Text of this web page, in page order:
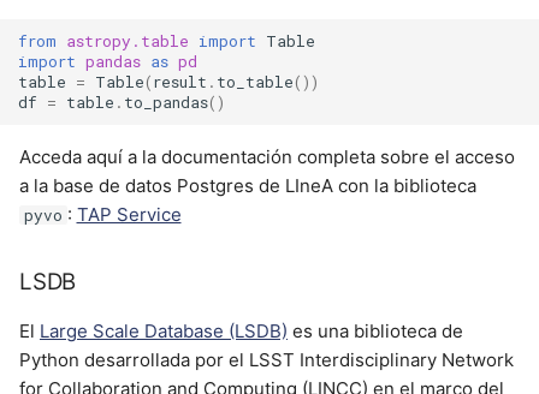
from astropy.table import
Table
import pandas as pd
table
= Table(result . to_table())
df
= table . to_pandas()
Acceda aquí a la documentación completa sobre el acceso
a la base de datos Postgres de LIneA con la biblioteca
pyvo : TAP Service
LSDB
El Large Scale Database (LSDB) es una biblioteca de
Python desarrollada por el LSST Interdisciplinary Network
for Collaboration and Computing (LINCC) en el marco del